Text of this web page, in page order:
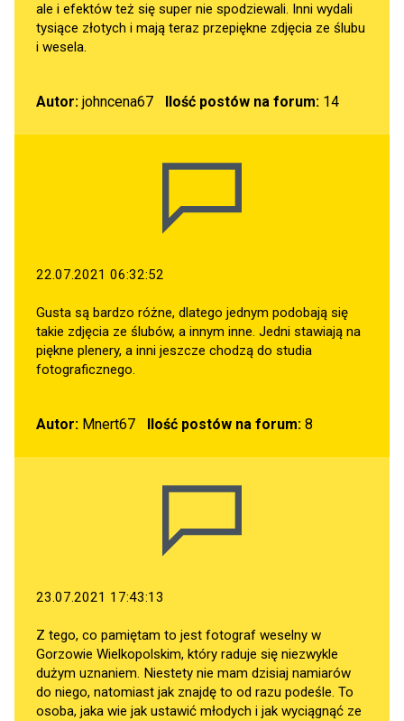
ale i efektów też się super nie spodziewali. Inni wydali
tysiące złotych i mają teraz przepiękne zdjęcia ze ślubu
i wesela.
Autor: johncena67 Ilość postów na forum:14
22.07.2021 06:32:52
Gusta są bardzo różne, dlatego jednym podobają się
takie zdjęcia ze ślubów, a innym inne. Jedni stawiają na
piękne plenery, a inni jeszcze chodzą do studia
fotograficznego.
Autor: Mnert67 Ilość postów na forum:8
23.07.2021 17:43:13
Z tego, co pamiętam to jest fotograf weselny w
Gorzowie Wielkopolskim, który raduje się niezwykle
dużym uznaniem. Niestety nie mam dzisiaj namiarów
do niego, natomiast jak znajdę to od razu podeśle. To
osoba, jaka wie jak ustawić młodych i jak wyciągnąć ze